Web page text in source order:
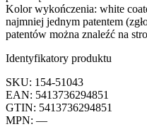
Kolor wykończenia: white
najmniej jednym patentem
patentów można znaleźć na
Identyfikatory produktu
SKU: 154-51043
EAN: 5413736294851
GTIN: 5413736294851
MPN: —